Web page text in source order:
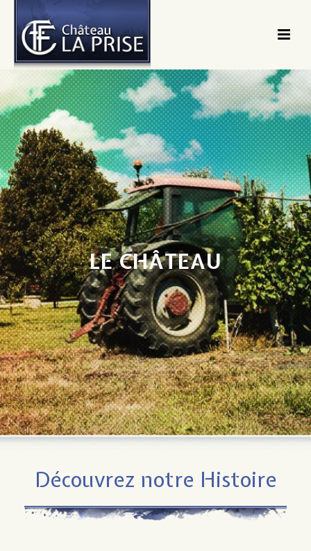
LE CHÂTEAU
Découvrez notre Histoire